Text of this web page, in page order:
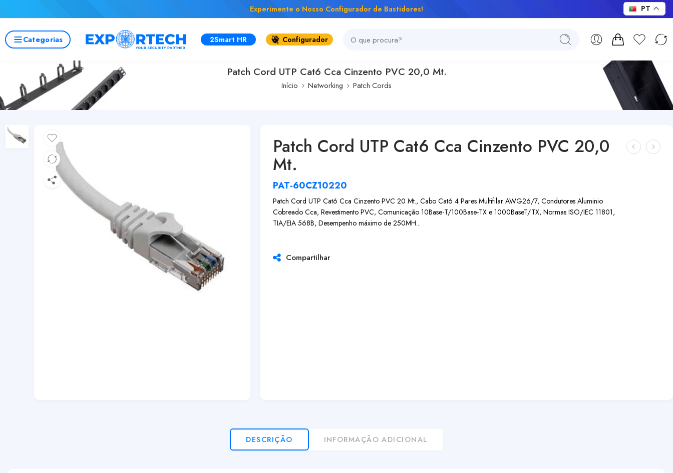
Experimente o Nosso Configurador de Bastidores!
Categorias 2Smart HR Configurador
Patch Cord UTP Cat6 Cca Cinzento PVC 20,0 Mt.
Início Networking Patch Cords
Patch Cord UTP Cat6 Cca Cinzento PVC 20,0
Mt.
PAT-60CZ10220
Patch Cord UTP Cat6 Cca Cinzento PVC 20 Mt., Cabo Cat6 4 Pares Multifilar AWG26/7, Condutores Aluminio
Cobreado Cca, Revestimento PVC, Comunicação 10Base-T/100Base-TX e 1000BaseT/TX, Normas ISO/IEC 11801,
TIA/EIA 568B, Desempenho máximo de 250MH...
Compartilhar
DESCRIÇÃO INFORMAÇÃO ADICIONAL
PT